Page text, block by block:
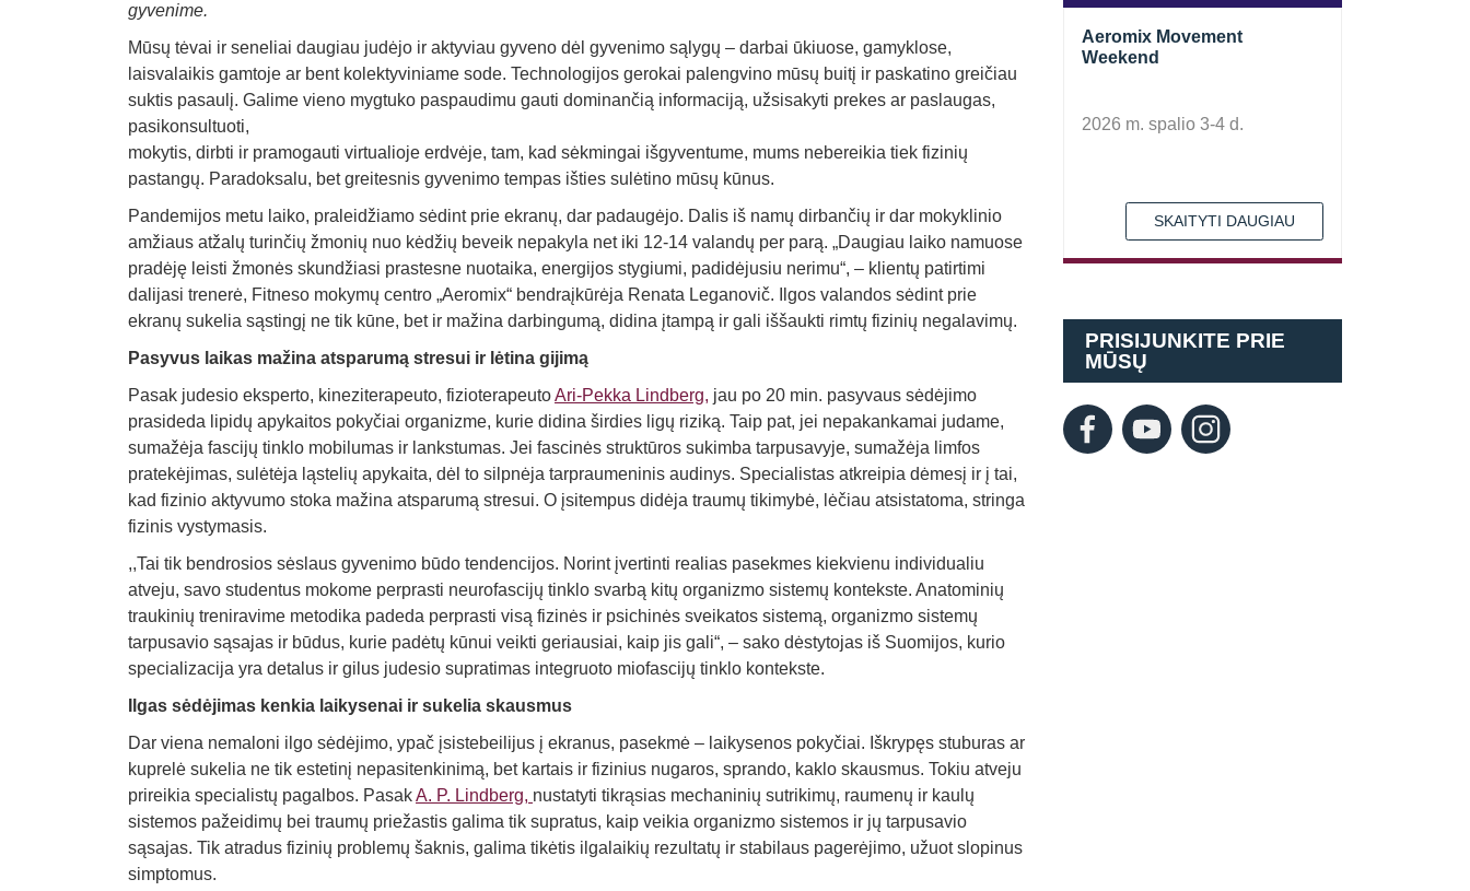
gyvenime.
Mūsų tėvai ir seneliai daugiau judėjo ir aktyviau gyveno dėl gyvenimo sąlygų – darbai ūkiuose, gamyklose,
laisvalaikis gamtoje ar bent kolektyviniame sode. Technologijos gerokai palengvino mūsų buitį ir paskatino greičiau
suktis pasaulį. Galime vieno mygtuko paspaudimu gauti dominančią informaciją, užsisakyti prekes ar paslaugas,
pasikonsultuoti,
mokytis, dirbti ir pramogauti virtualioje erdvėje, tam, kad sėkmingai išgyventume, mums nebereikia tiek fizinių
pastangų. Paradoksalu, bet greitesnis gyvenimo tempas išties sulėtino mūsų kūnus.
Pandemijos metu laiko, praleidžiamo sėdint prie ekranų, dar padaugėjo. Dalis iš namų dirbančių ir dar mokyklinio
amžiaus atžalų turinčių žmonių nuo kėdžių beveik nepakyla net iki 12-14 valandų per parą. „Daugiau laiko namuose
pradėję leisti žmonės skundžiasi prastesne nuotaika, energijos stygiumi, padidėjusiu nerimu“, – klientų patirtimi
dalijasi trenerė, Fitneso mokymų centro „Aeromix“ bendraįkūrėja Renata Leganovič. Ilgos valandos sėdint prie
ekranų sukelia sąstingį ne tik kūne, bet ir mažina darbingumą, didina įtampą ir gali iššaukti rimtų fizinių negalavimų.
Pasyvus laikas mažina atsparumą stresui ir lėtina gijimą
Pasak judesio eksperto, kineziterapeuto, fizioterapeutoAri-Pekka Lindberg, jau po 20 min. pasyvaus sėdėjimo
prasideda lipidų apykaitos pokyčiai organizme, kurie didina širdies ligų riziką. Taip pat, jei nepakankamai judame,
sumažėja fascijų tinklo mobilumas ir lankstumas. Jei fascinės struktūros sukimba tarpusavyje, sumažėja limfos
pratekėjimas, sulėtėja ląstelių apykaita, dėl to silpnėja tarpraumeninis audinys. Specialistas atkreipia dėmesį ir į tai,
kad fizinio aktyvumo stoka mažina atsparumą stresui. O įsitempus didėja traumų tikimybė, lėčiau atsistatoma, stringa
fizinis vystymasis.
,,Tai tik bendrosios sėslaus gyvenimo būdo tendencijos. Norint įvertinti realias pasekmes kiekvienu individualiu
atveju, savo studentus mokome perprasti neurofascijų tinklo svarbą kitų organizmo sistemų kontekste. Anatominių
traukinių treniravime metodika padeda perprasti visą fizinės ir psichinės sveikatos sistemą, organizmo sistemų
tarpusavio sąsajas ir būdus, kurie padėtų kūnui veikti geriausiai, kaip jis gali“, – sako dėstytojas iš Suomijos, kurio
specializacija yra detalus ir gilus judesio supratimas integruoto miofascijų tinklo kontekste.
Ilgas sėdėjimas kenkia laikysenai ir sukelia skausmus
Dar viena nemaloni ilgo sėdėjimo, ypač įsistebeilijus į ekranus, pasekmė – laikysenos pokyčiai. Iškrypęs stuburas ar
kuprelė sukelia ne tik estetinį nepasitenkinimą, bet kartais ir fizinius nugaros, sprando, kaklo skausmus. Tokiu atveju
prireikia specialistų pagalbos. PasakA. P. Lindberg, nustatyti tikrąsias mechaninių sutrikimų, raumenų ir kaulų
sistemos pažeidimų bei traumų priežastis galima tik supratus, kaip veikia organizmo sistemos ir jų tarpusavio
sąsajas. Tik atradus fizinių problemų šaknis, galima tikėtis ilgalaikių rezultatų ir stabilaus pagerėjimo, užuot slopinus
simptomus.
Aeromix Movement
Weekend
2026 m. spalio 3-4 d.
SKAITYTI DAUGIAU
PRISIJUNKITE PRIE
MŪSŲ